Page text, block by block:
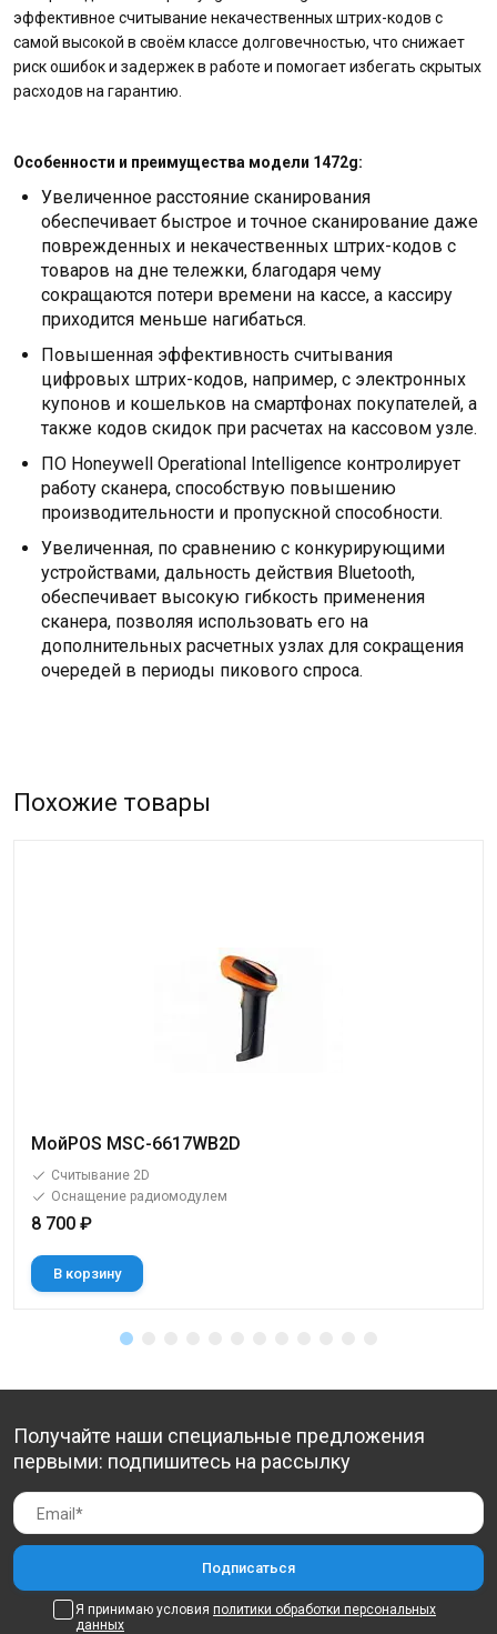
эффективное считывание некачественных штрих-кодов с
самой высокой в своём классе долговечностью, что снижает
риск ошибок и задержек в работе и помогает избегать скрытых
расходов на гарантию.
Особенности и преимущества модели 1472g:
Увеличенное расстояние сканирования
обеспечивает быстрое и точное сканирование даже
поврежденных и некачественных штрих-кодов с
товаров на дне тележки, благодаря чему
сокращаются потери времени на кассе, а кассиру
приходится меньше нагибаться.
Повышенная эффективность считывания
цифровых штрих-кодов, например, с электронных
купонов и кошельков на смартфонах покупателей, а
также кодов скидок при расчетах на кассовом узле.
ПО Honeywell Operational Intelligence контролирует
работу сканера, способствую повышению
производительности и пропускной способности.
Увеличенная, по сравнению с конкурирующими
устройствами, дальность действия Bluetooth,
обеспечивает высокую гибкость применения
сканера, позволяя использовать его на
дополнительных расчетных узлах для сокращения
очередей в периоды пикового спроса.
Похожие товары
МойPOS MSC-6617WB2D
Считывание 2D
Оснащение радиомодулем
8 700 ₽
В корзину
Получайте наши специальные предложения
первыми: подпишитесь на рассылку
Я принимаю условия политики обработки персональных
данных